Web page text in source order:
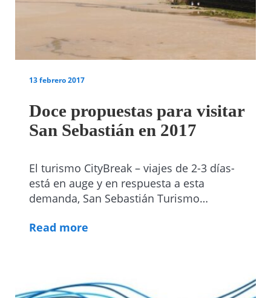
13 febrero 2017
Doce propuestas para visitar
San Sebastián en 2017
El turismo CityBreak – viajes de 2-3 días-
está en auge y en respuesta a esta
demanda, San Sebastián Turismo…
Read more